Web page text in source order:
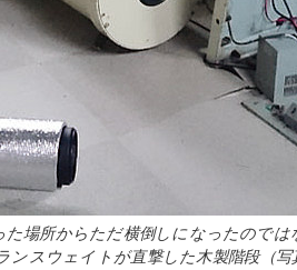
た場所からただ横倒しになったのでは
ンスウェイトが直撃した木製階段（